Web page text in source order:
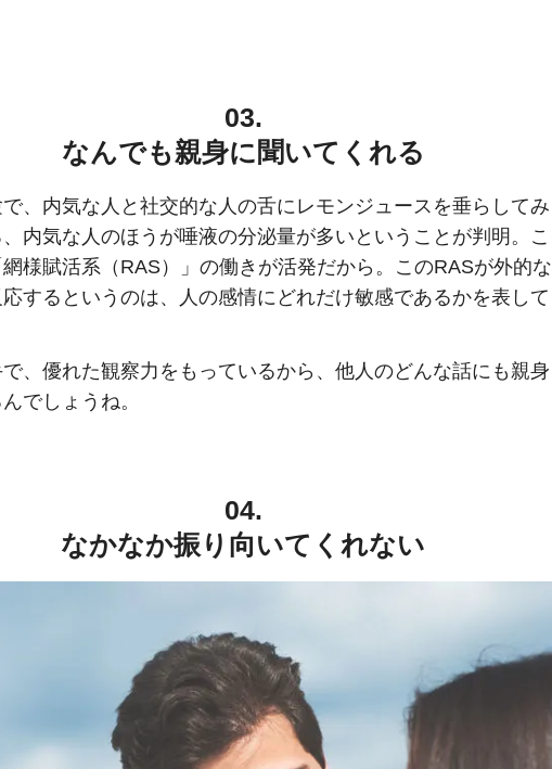
03.
なんでも親身に聞いてくれる
、内気な人と社交的な人の舌にレモンジュースを垂らしてみ
内気な人のほうが唾液の分泌量が多いということが判明。こ
様賦活系（RAS）」の働きが活発だから。このRASが外的な
するというのは、人の感情にどれだけ敏感であるかを表して
、優れた観察力をもっているから、他人のどんな話にも親身
でしょうね。
04.
なかなか振り向いてくれない